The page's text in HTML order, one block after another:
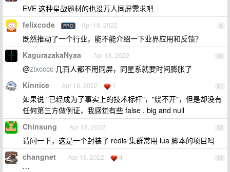
EVE 这种星战题材的也没万人同屏需求吧
9
felixcode PRO Apr 18, 2022
既然推动了一个行业，能不能介绍一下业界应用和反馈？
10
KagurazakaNyaa Apr 18, 2022
@ztxcccc 几百人都不用同屏，同星系就要时间膨胀了
11
Kinnice Apr 18, 2022 1
如果说 "已经成为了事实上的技术标杆"，"绕不开"，但是却没有
任何第三方做例证，我感觉有些 false , big and null
12
Chinsung Apr 18, 2022
请问一下，这是一个封装了 redis 集群常用 lua 脚本的项目吗
13
changnet Apr 18, 2022 4